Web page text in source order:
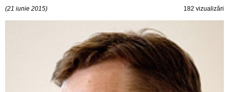
(21 iunie 2015) 182 vizualizări